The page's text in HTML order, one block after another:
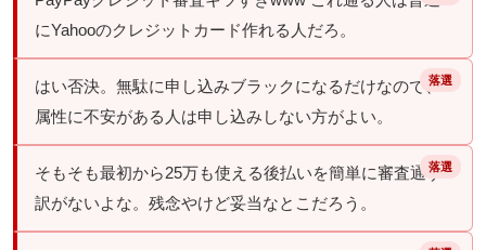
にYahooのクレジットカード作れる人だろ。
はい否決。 無駄に申し込みブラックになるだけなので、
属性に不安がある人は申し込みしない方がよい。
そもそも最初から25万も使える後払いを簡単に審査通す
訳がないよな。残念やけど妥当なとこだろう。